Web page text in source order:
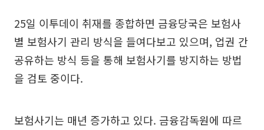
25일 이투데이 취재를 종합하면 금융당국은 보험사
별 보험사기 관리 방식을 들여다보고 있으며, 업권 간
공유하는 방식 등을 통해 보험사기를 방지하는 방법
을 검토 중이다.
보험사기는 매년 증가하고 있다. 금융감독원에 따르